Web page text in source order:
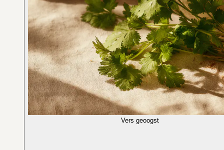
Vers geoogst